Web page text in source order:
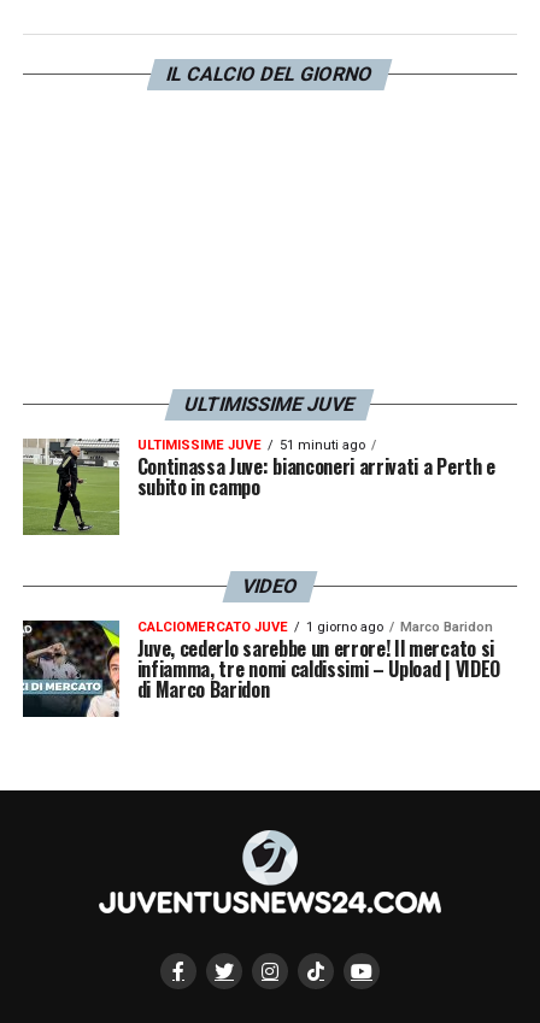
IL CALCIO DEL GIORNO
ULTIMISSIME JUVE
ULTIMISSIME JUVE 51 minuti ago
Continassa Juve: bianconeri arrivati a Perth e
subito in campo
VIDEO
CALCIOMERCATO JUVE 1 giorno ago Marco Baridon
Juve, cederlo sarebbe un errore! Il mercato si
infiamma, tre nomi caldissimi – Upload | VIDEO
di Marco Baridon